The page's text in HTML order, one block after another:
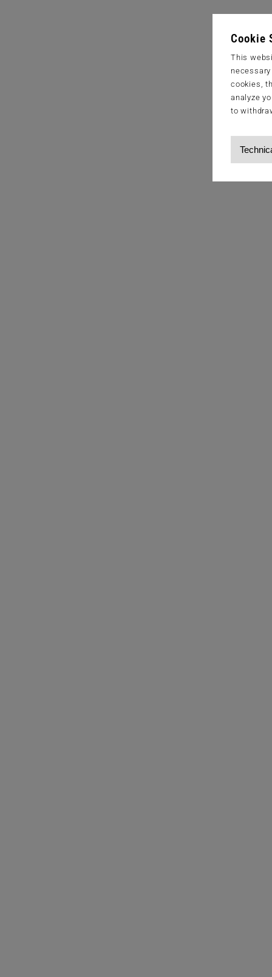
Cookie
This
cookies,
analyze
to